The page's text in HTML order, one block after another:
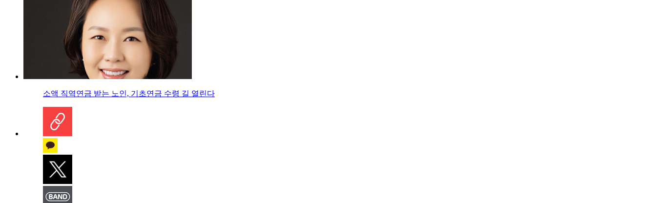
소액 직역연금 받는 노인, 기초연금 수령 길 열린다